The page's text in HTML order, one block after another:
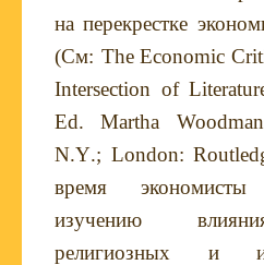
на перекрестке
(См: The Economic
Intersection of
Ed. Martha
N.Y.; London:
время
изучению
религиозных и